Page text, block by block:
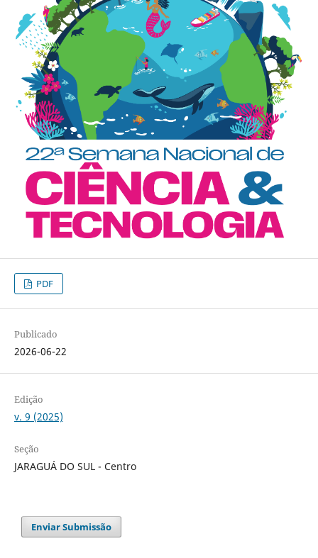
PDF
Publicado
2026-06-22
Edição
v. 9 (2025)
Seção
JARAGUÁ DO SUL - Centro
Enviar Submissão